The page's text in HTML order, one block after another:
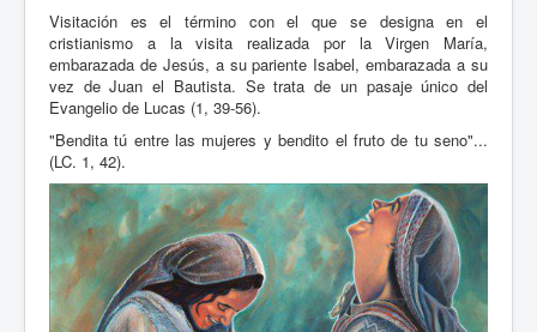
Visitación es el término con el que se designa en el
cristianismo a la visita realizada por la Virgen María,
embarazada de Jesús, a su pariente Isabel, embarazada a su
vez de Juan el Bautista. Se trata de un pasaje único del
Evangelio de Lucas (1, 39-56).
"Bendita tú entre las mujeres y bendito el fruto de tu seno"...
(LC. 1, 42).